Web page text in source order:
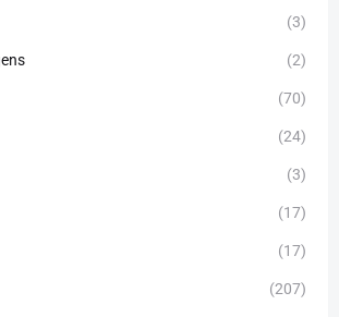
(3)
(2)
(70)
(24)
(3)
(17)
(17)
(207)